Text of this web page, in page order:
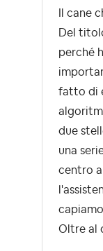
Il cane
Del
perché
fatto di
due
una
centro
Oltre al